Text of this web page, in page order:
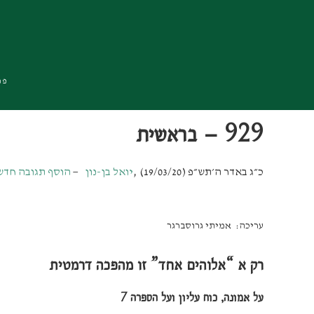
929 – בראשית
כ״ג באדר ה׳תש״פ (19/03/20) ,יואל בן-נון הוסף תגובה
עריכה: אמיתי גרוסברגר
רק א “אלוהים אחד” זו מהפכה דרמטית
על אמונה, כוח עליון ועל הספרה 7